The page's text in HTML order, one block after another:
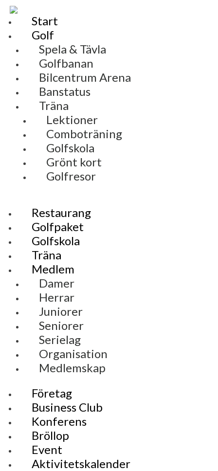
Start
Golf
Spela & Tävla
Golfbanan
Bilcentrum Arena
Banstatus
Träna
Lektioner
Comboträning
Golfskola
Grönt kort
Golfresor
Restaurang
Golfpaket
Golfskola
Träna
Medlem
Damer
Herrar
Juniorer
Seniorer
Serielag
Organisation
Medlemskap
Företag
Business Club
Konferens
Bröllop
Event
Aktivitetskalender